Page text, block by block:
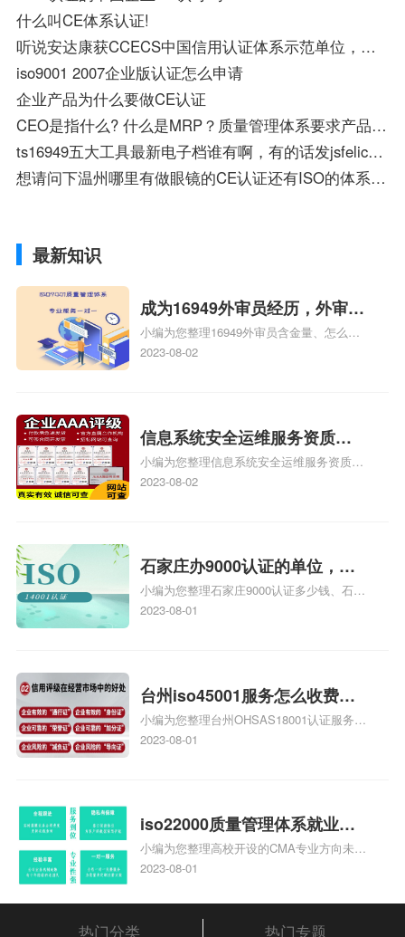
什么叫CE体系认证!
听说安达康获CCECS中国信用认证体系示范单位，在哪里可以查到？
iso9001 2007企业版认证怎么申请
企业产品为什么要做CE认证
CEO是指什么? 什么是MRP？质量管理体系要求产品要求的区别与联系是什么
ts16949五大工具最新电子档谁有啊，有的话发jsfelice@163.com感激不尽啊
想请问下温州哪里有做眼镜的CE认证还有ISO的体系认证的？
最新知识
成为16949外审员经历，外审员
16949
小编为您整理16949外审员含金量、怎么才
能成为注册的TS16949:2009的外审员、我
2023-08-02
信息系统安全运维服务资质二
级费用，信息系统安全运维服
务资质二级
小编为您整理信息系统安全运维服务资质认
证证书机构有哪些、安全运维服务资质的费
体系认证知识，详情可查看下方正文！
2023-08-02
石家庄办9000认证的单位，石
家庄9000认证的公司
小编为您整理石家庄9000认证多少钱、石家
庄9000认证价格多少钱、石家庄9000认证
2023-08-01
台州iso45001服务怎么收费，
台州iso45001认证服务怎么收
费
小编为您整理台州OHSAS18001认证服务中
心哪家收费便宜、台州ISO9000认证，哪个
标准是什么相关iso体系认证知识，详情可
查看下方正文！
2023-08-01
iso22000质量管理体系就业方
向，质量管理与认证就业方向
小编为您整理高校开设的CMA专业方向未来
就业前景及就业方向如何、cma就业方向有
和cma未来就业方向、大学生考完cma，就
哪些就业方向相关iso体系认证知识，详情
2023-08-01
热门分类 热门专题